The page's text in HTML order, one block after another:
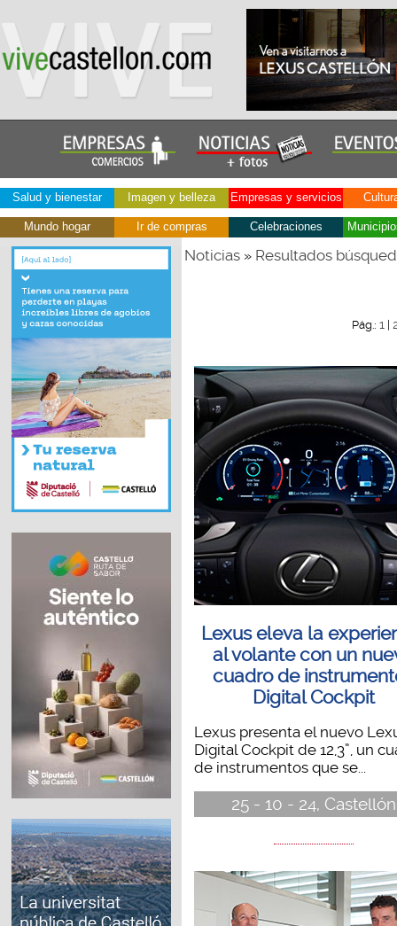
Salud y bienestar Imagen y belleza Empresas y servicios
Mundo hogar Ir de compras Celebraciones
Noticias» Resultados
Pág.: 1
Lexus eleva la
al volante con un
cuadro de
Digital Cockpit
Lexus presenta el nuevo
Digital Cockpit de 12,3”, un
de instrumentos que se...
25 - 10 - 24, Castellón